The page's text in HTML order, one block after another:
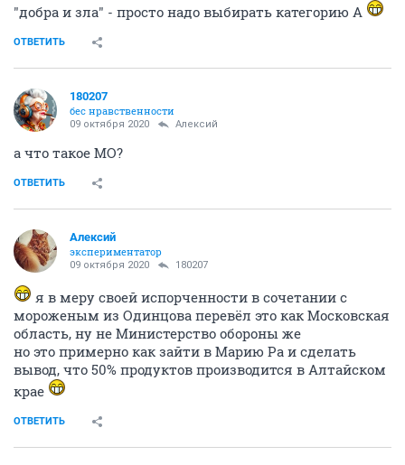
"добра и зла" - просто надо выбирать категорию А
ОТВЕТИТЬ
180207
бес нравственности
09 октября 2020 Алексий
а что такое МО?
ОТВЕТИТЬ
Алексий
экспериментатор
09 октября 2020 180207
я в меру своей испорченности в сочетании с
мороженым из Одинцова перевёл это как Московская
область, ну не Министерство обороны же
но это примерно как зайти в Марию Ра и сделать
вывод, что 50% продуктов производится в Алтайском
крае
ОТВЕТИТЬ